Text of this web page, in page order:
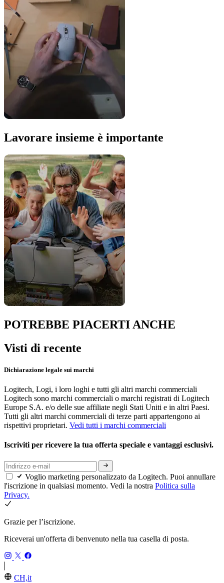
Lavorare insieme è importante
POTREBBE PIACERTI ANCHE
Visti di recente
Dichiarazione legale sui marchi
Logitech, Logi, i loro loghi e tutti gli altri marchi commerciali
Logitech sono marchi commerciali o marchi registrati di Logitech
Europe S.A. e/o delle sue affiliate negli Stati Uniti e in altri Paesi.
Tutti gli altri marchi commerciali di terze parti appartengono ai
rispettivi proprietari. Vedi tutti i marchi commerciali
Iscriviti per ricevere la tua offerta speciale e vantaggi esclusivi.
Voglio marketing personalizzato da Logitech. Puoi annullare
l'iscrizione in qualsiasi momento. Vedi la nostra Politica sulla
Privacy.
Grazie per l’iscrizione.
Riceverai un'offerta di benvenuto nella tua casella di posta.
CH,it